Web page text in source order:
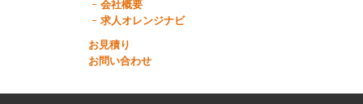
会社概要
求人オレンジナビ
お見積り
お問い合わせ